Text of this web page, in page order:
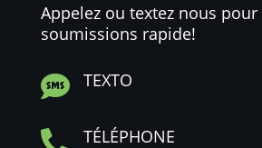
Appelez ou textez nous pour
soumissions rapide!
 TEXTO
TÉLÉPHONE